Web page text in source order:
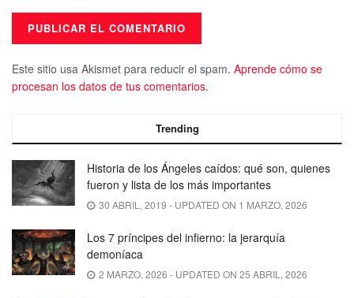
Este sitio usa Akismet para reducir el spam. Aprende cómo se
procesan los datos de tus comentarios.
Trending
Historia de los Ángeles caídos: qué son, quienes
fueron y lista de los más importantes
30 ABRIL, 2019 - UPDATED ON 1 MARZO, 2026
Los 7 príncipes del infierno: la jerarquía
demoníaca
2 MARZO, 2026 - UPDATED ON 25 ABRIL, 2026